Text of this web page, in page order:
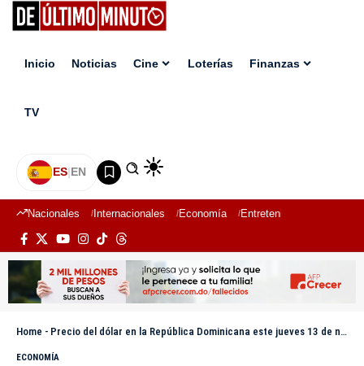
Inicio Noticias Cine Loterías Finanzas
TV
ES|EN
Nacionales Internacionales Economía Entretenimiento
Home - Precio del dólar en la República Dominicana este jueves 13 de noviembre de 2025
ECONOMÍA